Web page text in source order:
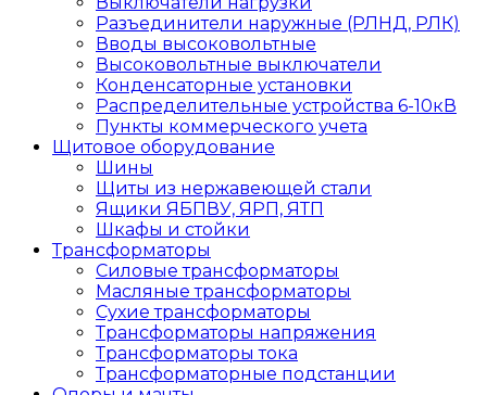
Разъединители наружные (РЛНД, РЛК)
Вводы высоковольтные
Высоковольтные выключатели
Конденсаторные установки
Распределительные устройства 6-10кВ
Пункты коммерческого учета
Щитовое оборудование
Шины
Щиты из нержавеющей стали
Ящики ЯБПВУ, ЯРП, ЯТП
Шкафы и стойки
Трансформаторы
Силовые трансформаторы
Масляные трансформаторы
Сухие трансформаторы
Трансформаторы напряжения
Трансформаторы тока
Трансформаторные подстанции